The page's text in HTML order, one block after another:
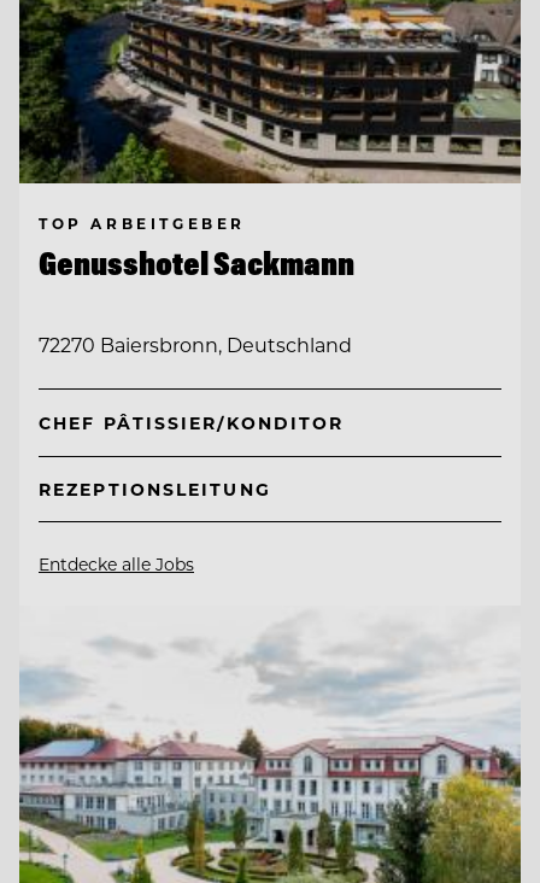
TOP ARBEITGEBER
Genusshotel Sackmann
72270 Baiersbronn, Deutschland
CHEF PÂTISSIER/KONDITOR
REZEPTIONSLEITUNG
Entdecke alle Jobs